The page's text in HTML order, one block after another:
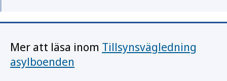
Mer att läsa inom Tillsynsvägledning
asylboenden